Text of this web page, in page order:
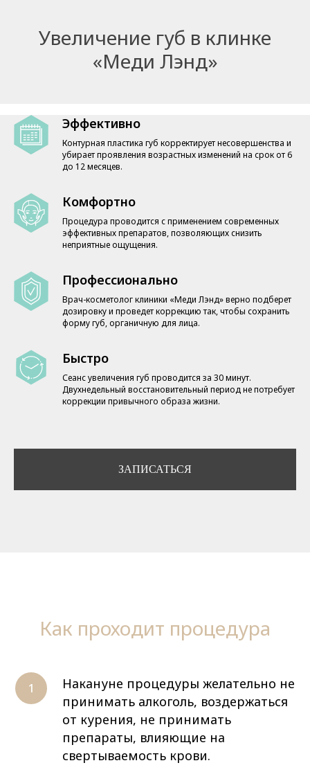
Увеличение губ в клинке
«Меди Лэнд»
Эффективно
Контурная пластика губ корректирует несовершенства и
убирает проявления возрастных изменений на срок от 6
до 12 месяцев.
Комфортно
Процедура проводится с применением современных
эффективных препаратов, позволяющих снизить
неприятные ощущения.
Профессионально
Врач-косметолог клиники «Меди Лэнд» верно подберет
дозировку и проведет коррекцию так, чтобы сохранить
форму губ, органичную для лица.
Быстро
Сеанс увеличения губ проводится за 30 минут.
Двухнедельный восстановительный период не потребует
коррекции привычного образа жизни.
ЗАПИСАТЬСЯ
Как проходит процедура
Накануне процедуры желательно не
принимать алкоголь, воздержаться
от курения, не принимать
препараты, влияющие на
свертываемость крови.